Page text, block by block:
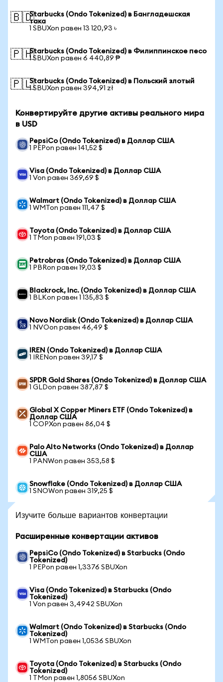
🇧🇩Starbucks (Ondo Tokenized) в Бангладешская
така
1 SBUXon равен 13 120,93 ৳
🇵🇭Starbucks (Ondo Tokenized) в Филиппинское песо
1 SBUXon равен 6 440,89 ₱
🇵🇱Starbucks (Ondo Tokenized) в Польский злотый
1 SBUXon равен 394,91 zł
Конвертируйте другие активы реального мира
в USD
PepsiCo (Ondo Tokenized) в Доллар США
1 PEPon равен 141,52 $
Visa (Ondo Tokenized) в Доллар США
1 Von равен 369,69 $
Walmart (Ondo Tokenized) в Доллар США
1 WMTon равен 111,47 $
Toyota (Ondo Tokenized) в Доллар США
1 TMon равен 191,03 $
Petrobras (Ondo Tokenized) в Доллар США
1 PBRon равен 19,03 $
Blackrock, Inc. (Ondo Tokenized) в Доллар США
1 BLKon равен 1 135,83 $
Novo Nordisk (Ondo Tokenized) в Доллар США
1 NVOon равен 46,49 $
IREN (Ondo Tokenized) в Доллар США
1 IRENon равен 39,17 $
SPDR Gold Shares (Ondo Tokenized) в Доллар США
1 GLDon равен 387,87 $
Global X Copper Miners ETF (Ondo Tokenized) в
Доллар США
1 COPXon равен 86,04 $
Palo Alto Networks (Ondo Tokenized) в Доллар
США
1 PANWon равен 353,58 $
Snowflake (Ondo Tokenized) в Доллар США
1 SNOWon равен 319,25 $
Изучите больше вариантов конвертации
Расширенные конвертации активов
PepsiCo (Ondo Tokenized) в Starbucks (Ondo
Tokenized)
1 PEPon равен 1,3376 SBUXon
Visa (Ondo Tokenized) в Starbucks (Ondo
Tokenized)
1 Von равен 3,4942 SBUXon
Walmart (Ondo Tokenized) в Starbucks (Ondo
Tokenized)
1 WMTon равен 1,0536 SBUXon
Toyota (Ondo Tokenized) в Starbucks (Ondo
Tokenized)
1 TMon равен 1,8056 SBUXon